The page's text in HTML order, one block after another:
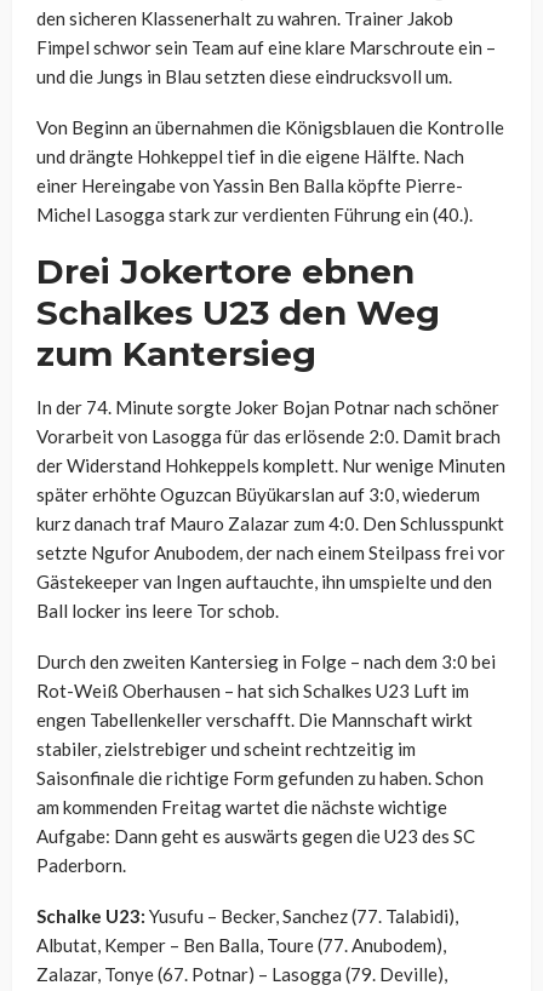
den sicheren Klassenerhalt zu wahren. Trainer Jakob
Fimpel schwor sein Team auf eine klare Marschroute ein –
und die Jungs in Blau setzten diese eindrucksvoll um.
Von Beginn an übernahmen die Königsblauen die Kontrolle
und drängte Hohkeppel tief in die eigene Hälfte. Nach
einer Hereingabe von Yassin Ben Balla köpfte Pierre-
Michel Lasogga stark zur verdienten Führung ein (40.).
Drei Jokertore ebnen
Schalkes U23 den Weg
zum Kantersieg
In der 74. Minute sorgte Joker Bojan Potnar nach schöner
Vorarbeit von Lasogga für das erlösende 2:0. Damit brach
der Widerstand Hohkeppels komplett. Nur wenige Minuten
später erhöhte Oguzcan Büyükarslan auf 3:0, wiederum
kurz danach traf Mauro Zalazar zum 4:0. Den Schlusspunkt
setzte Ngufor Anubodem, der nach einem Steilpass frei vor
Gästekeeper van Ingen auftauchte, ihn umspielte und den
Ball locker ins leere Tor schob.
Durch den zweiten Kantersieg in Folge – nach dem 3:0 bei
Rot-Weiß Oberhausen – hat sich Schalkes U23 Luft im
engen Tabellenkeller verschafft. Die Mannschaft wirkt
stabiler, zielstrebiger und scheint rechtzeitig im
Saisonfinale die richtige Form gefunden zu haben. Schon
am kommenden Freitag wartet die nächste wichtige
Aufgabe: Dann geht es auswärts gegen die U23 des SC
Paderborn.
Schalke U23: Yusufu – Becker, Sanchez (77. Talabidi),
Albutat, Kemper – Ben Balla, Toure (77. Anubodem),
Zalazar, Tonye (67. Potnar) – Lasogga (79. Deville),